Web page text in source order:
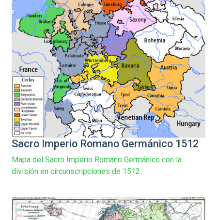
Sacro Imperio Romano Germánico 1512
Mapa del Sacro Imperio Romano Germánico con la
división en círcunscripciones de 1512